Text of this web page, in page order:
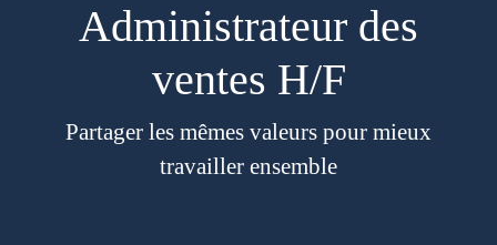
Administrateur des
ventes H/F
Partager les mêmes valeurs pour mieux
travailler ensemble